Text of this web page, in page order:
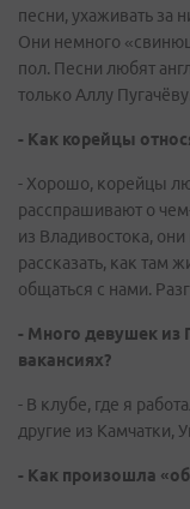
песни, ухаживать за
Они немного
пол. Песни любят
только Аллу Пугачёву.
- Как корейцы
- Хорошо, корейцы
расспрашивают о
из Владивостока,
рассказать, как там
общаться с нами.
- Много девушек из
вакансиях?
- В клубе, где я
другие из Камчатки,
- Как произошла